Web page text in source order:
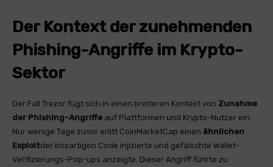
Der Kontext der zunehmenden
Phishing-Angriffe im Krypto-
Sektor
Der Fall Trezor fügt sich in einen breiteren Kontext von Zunahme
der Phishing-Angriffe auf Plattformen und Krypto-Nutzer ein.
Nur wenige Tage zuvor erlitt CoinMarketCap einen ähnlichen
Exploitder bösartigen Code injizierte und gefälschte Wallet-
Verifizierungs-Pop-ups anzeigte. Dieser Angriff führte zu